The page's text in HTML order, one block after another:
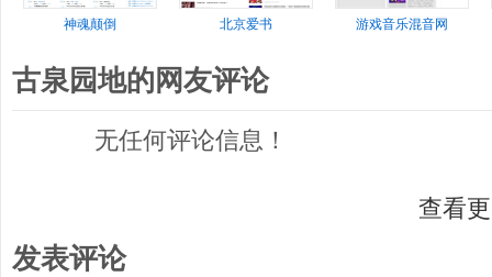
神魂颠倒 北京爱书 游戏音乐混音网
古泉园地的网友评论
无任何评论信息！
查看
发表评论